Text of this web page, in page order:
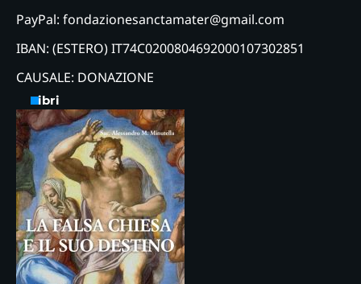
PayPal: fondazionesanctamater@gmail.com
IBAN: (ESTERO) IT74C0200804692000107302851
CAUSALE: DONAZIONE
Libri